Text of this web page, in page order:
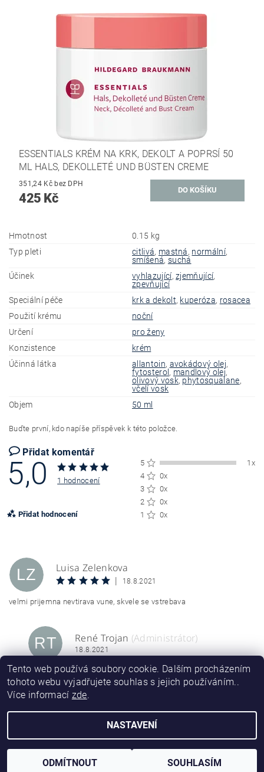
ESSENTIALS KRÉM NA KRK, DEKOLT A POPRSÍ 50
ML HALS, DEKOLLETÉ UND BÜSTEN CREME
351,24 Kč bez DPH
425 Kč
Hmotnost
0.15 kg
Typ pleti
citlivá, mastná, normální,
smíšená, suchá
Účinek
vyhlazující,zjemňující,
zpevňující
Speciální péče
krk a dekolt, kuperóza, rosacea
Použití krému
noční
Určení
pro ženy
Konzistence
krém
Účinná látka
allantoin, avokádový olej,
fytosterol, mandlový olej,
olivový vosk, phytosqualane,
včelí vosk
Objem
50 ml
Buďte první, kdo napíše příspěvek k této položce.
Přidat komentář
5,0 1 hodnocení
Přidat hodnocení
5
1x
4
0x
3
0x
2
0x
1
0x
Vložením hodnocení souhlasíte s
LZ Luisa Zelenkova
| 18.8.2021
velmi prijemna nevtirava vune, skvele se vstrebava
RT René Trojan (Administrátor)
18.8.2021
Děkujeme.
2026 ©Hildegard Braukmann CZ, s.r.o., všechna práva vyhrazena
Tento web používá soubory cookie. Dalším procházením
tohoto webu vyjadřujete souhlas s jejich používáním..
Více informací zde.
NASTAVENÍ
ODMÍTNOUT SOUHLASÍM